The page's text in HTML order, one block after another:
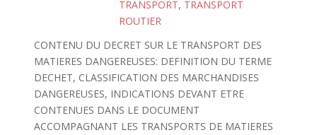
TRANSPORT, TRANSPORT
ROUTIER
CONTENU DU DECRET SUR LE TRANSPORT DES
MATIERES DANGEREUSES: DEFINITION DU TERME
DECHET, CLASSIFICATION DES MARCHANDISES
DANGEREUSES, INDICATIONS DEVANT ETRE
CONTENUES DANS LE DOCUMENT
ACCOMPAGNANT LES TRANSPORTS DE MATIERES